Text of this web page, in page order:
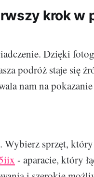
krok w
Dzięki
podróż staje się
nam na
Wybierz sprzęt,
- aparacie, który